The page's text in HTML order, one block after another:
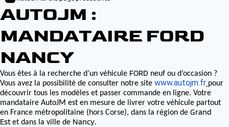
AUTOJM :
MANDATAIRE FORD
NANCY
Vous êtes à la recherche d’un véhicule FORD neuf ou d’occasion ?
Vous avez la possibilité de consulter notre site www.autojm.fr pour
découvrir tous les modèles et passer commande en ligne. Votre
mandataire AutoJM est en mesure de livrer votre véhicule partout
en France métropolitaine (hors Corse), dans la région de Grand
Estet dans la ville de Nancy.